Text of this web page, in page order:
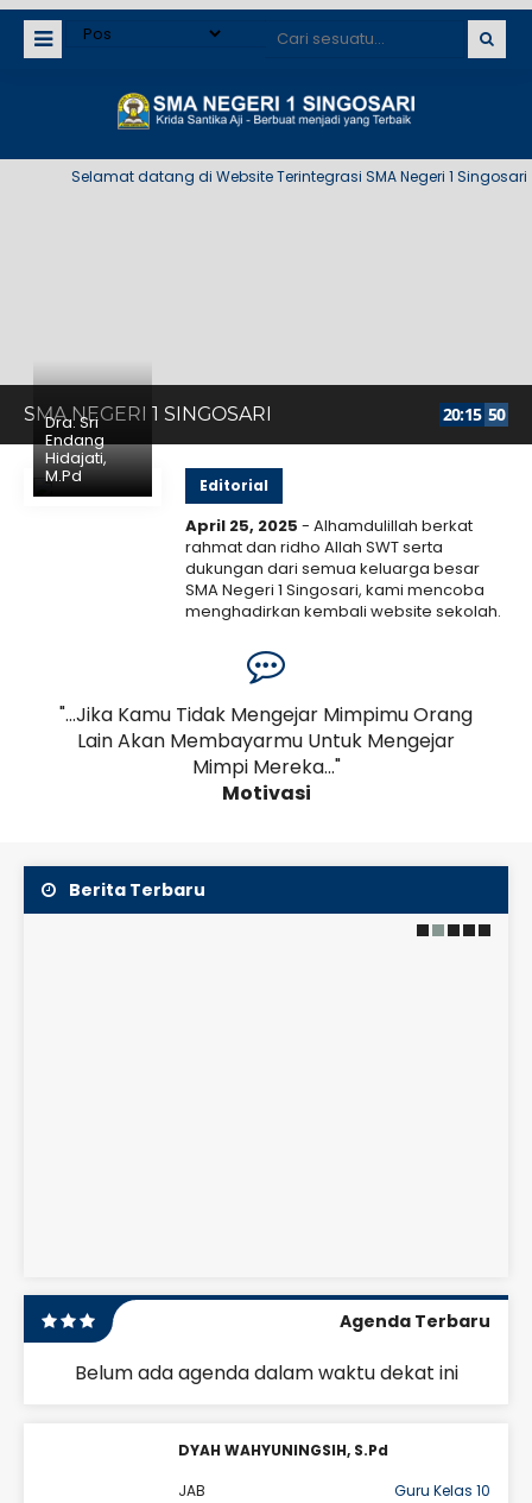
Selamat datang di Website Terintegrasi SMA Negeri 1 Singosari
SMA NEGERI 1 SINGOSARI 20:15 51
Dra. Sri
Endang
Hidajati,
M.Pd Editorial
April 25, 2025 - Alhamdulillah berkat
rahmat dan ridho Allah SWT serta
dukungan dari semua keluarga besar
SMA Negeri 1 Singosari, kami mencoba
menghadirkan kembali website sekolah.
banyak..Selengkapnya
"...Jika Kamu Tidak Mengejar Mimpimu Orang
Lain Akan Membayarmu Untuk Mengejar
Mimpi Mereka..."
Motivasi
Berita Terbaru
19 Juni 2026
JADWAL KBM KELAS
dengan alokasi waktu sebagai berikut:
Agenda Terbaru
Belum ada agenda dalam waktu dekat ini
DYAH WAHYUNINGSIH, S.Pd
JAB
Guru Kelas 10